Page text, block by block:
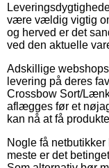
være vældig vigtig
og herved er det
ved den aktuelle
Adskillige
levering på deres
Crossbow Sort/
aflægges før et
kan nå at få
Nogle få
meste er det